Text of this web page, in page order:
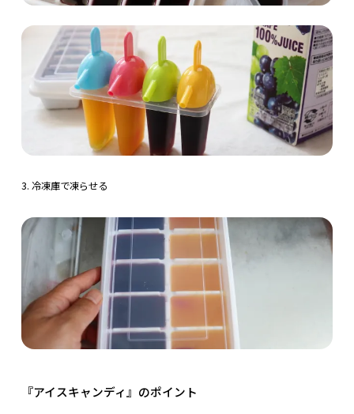
3. 冷凍庫で凍らせる
『アイスキャンディ』のポイント